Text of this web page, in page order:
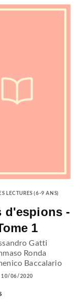
LECTURES (6-9 ANS)
d'espions -
1
Gatti
Ronda
Baccalario
10/06/2020